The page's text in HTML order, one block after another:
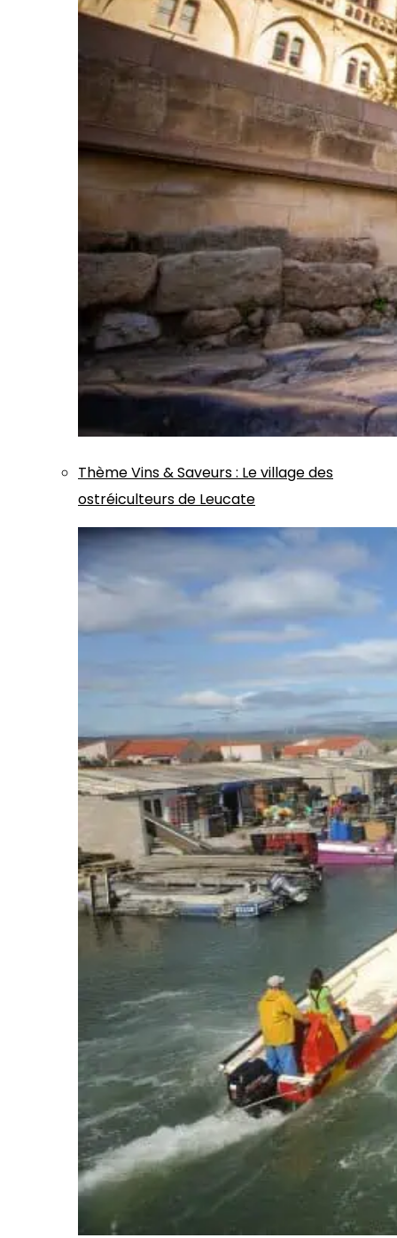
ThèmeVins & Saveurs: Le village des
ostréiculteurs de Leucate